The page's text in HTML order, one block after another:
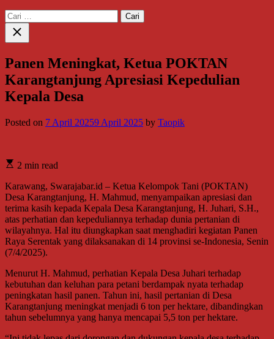
Cari
untuk:
Close
search
Panen Meningkat, Ketua POKTAN
Karangtanjung Apresiasi Kepedulian
Kepala Desa
Posted on 7 April 20259 April 2025 by Taopik
2 min read
Karawang, Swarajabar.id – Ketua Kelompok Tani (POKTAN)
Desa Karangtanjung, H. Mahmud, menyampaikan apresiasi dan
terima kasih kepada Kepala Desa Karangtanjung, H. Juhari, S.H.,
atas perhatian dan kepeduliannya terhadap dunia pertanian di
wilayahnya. Hal itu diungkapkan saat menghadiri kegiatan Panen
Raya Serentak yang dilaksanakan di 14 provinsi se-Indonesia, Senin
(7/4/2025).
Menurut H. Mahmud, perhatian Kepala Desa Juhari terhadap
kebutuhan dan keluhan para petani berdampak nyata terhadap
peningkatan hasil panen. Tahun ini, hasil pertanian di Desa
Karangtanjung meningkat menjadi 6 ton per hektare, dibandingkan
tahun sebelumnya yang hanya mencapai 5,5 ton per hektare.